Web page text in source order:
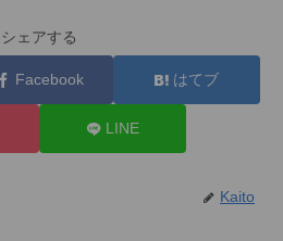
シェアする
Facebook はてブ
LINE
Kaito